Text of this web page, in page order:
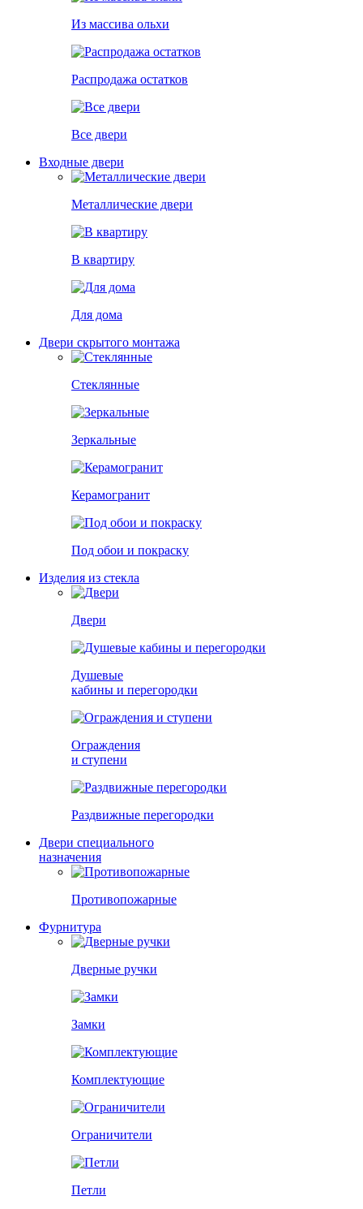
Из массива ольхи
Распродажа остатков
Все двери
Входные двери
Металлические двери
В квартиру
Для дома
Двери скрытого монтажа
Стеклянные
Зеркальные
Керамогранит
Под обои и покраску
Изделия из стекла
Двери
Душевые
кабины и перегородки
Ограждения
и ступени
Раздвижные перегородки
Двери специального
назначения
Противопожарные
Фурнитура
Дверные ручки
Замки
Комплектующие
Ограничители
Петли